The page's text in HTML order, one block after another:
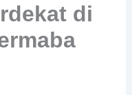
di